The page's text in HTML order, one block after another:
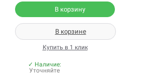
В корзину
В корзине
Купить в 1 клик
✓ Наличие:
Уточняйте